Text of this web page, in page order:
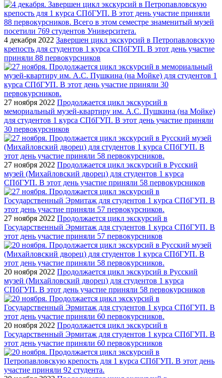
4 декабря 2022 Завершен цикл экскурсий в Петропавловскую
крепость для студентов 1 курса СПбГУП. В этот день участие
приняли 88 первокурсников
27 ноября 2022 Продолжается цикл экскурсий в
мемориальный музей-квартиру им. А.С. Пушкина (на Мойке)
для студентов 1 курса СПбГУП. В этот день участие приняли
30 первокурсников
27 ноября 2022 Продолжается цикл экскурсий в Русский
музей (Михайловский дворец) для студентов 1 курса
СПбГУП. В этот день участие приняли 58 первокурсников
27 ноября 2022 Продолжается цикл экскурсий в
Государственный Эрмитаж для студентов 1 курса СПбГУП. В
этот день участие приняли 57 первокурсников
20 ноября 2022 Продолжается цикл экскурсий в Русский
музей (Михайловский дворец) для студентов 1 курса
СПбГУП. В этот день участие приняли 58 первокурсников
20 ноября 2022 Продолжается цикл экскурсий в
Государственный Эрмитаж для студентов 1 курса СПбГУП. В
этот день участие приняли 60 первокурсников